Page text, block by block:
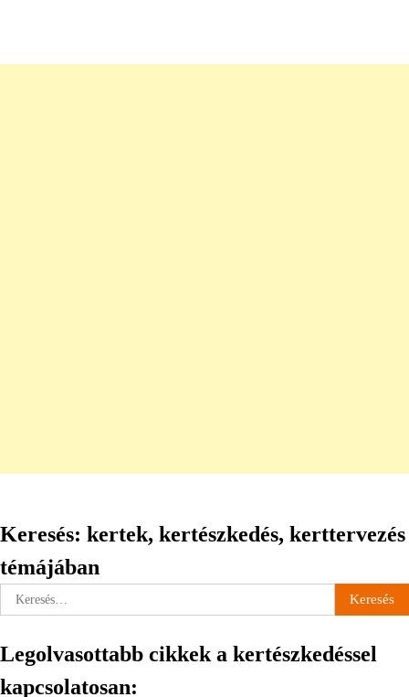
Keresés: kertek, kertészkedés, kerttervezés
témájában
Keresés:
Legolvasottabb cikkek a kertészkedéssel
kapcsolatosan: